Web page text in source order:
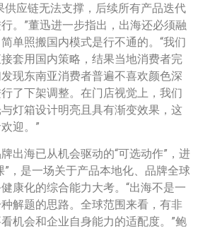
供应链无法支撑，后续所有产品迭代
。”董迅进一步指出，出海还必须融
单照搬国内模式是行不通的。“我们
套用国内策略，结果当地消费者完
现东南亚消费者普遍不喜欢颜色深
了下架调整。在门店视觉上，我们
灯箱设计明亮且具有渐变效果，这
迎。”
出海已从机会驱动的“可选动作”，进
”，是一场关于产品本地化、品牌全球
康化的综合能力大考。“出海不是一
解题的思路。全球范围来看，有非
机会和企业自身能力的适配度。”鲍